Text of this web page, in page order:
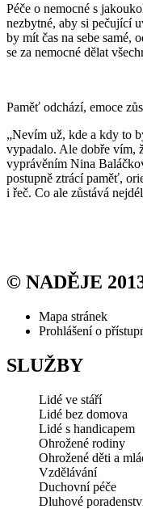
Péče o nemocné s
nezbytné, aby si pečující
by mít čas na sebe samé,
se za nemocné dělat
Paměť odchází, emoce
„Nevím už, kde a kdy to
vypadalo. Ale dobře vím,
vyprávěním Nina
postupně ztrácí paměť,
i řeč. Co ale zůstává
© NADĚJE
Mapa stránek
Prohlášení o
SLUŽBY
Lidé ve stáří
Lidé bez domova
Lidé s handicapem
Ohrožené rodiny
Ohrožené děti a
Vzdělávání
Duchovní péče
Dluhové